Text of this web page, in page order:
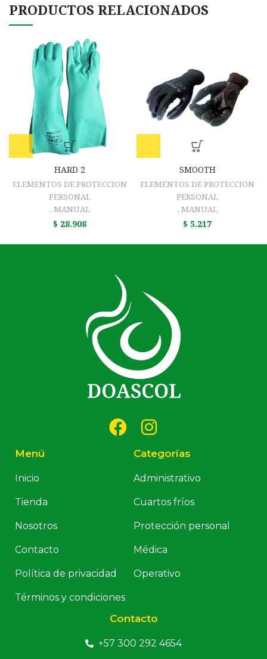
PRODUCTOS RELACIONADOS
HARD 2
ELEMENTOS DE PROTECCION
PERSONAL
, MANUAL
$ 28.908
SMOOTH
ELEMENTOS DE PROTECCION
PERSONAL
, MANUAL
$ 5.217
Menú
Inicio
Tienda
Nosotros
Contacto
Política de privacidad
Términos y condiciones
Categorías
Administrativo
Cuartos fríos
Protección personal
Médica
Operativo
Contacto
+57 300 292 4654